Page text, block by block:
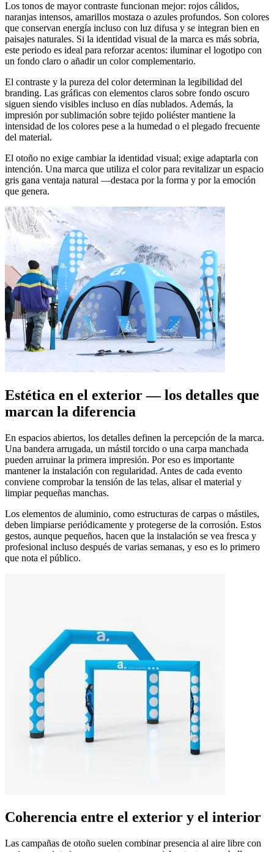
Los tonos de mayor contraste funcionan mejor: rojos cálidos,
naranjas intensos, amarillos mostaza o azules profundos. Son colores
que conservan energía incluso con luz difusa y se integran bien en
paisajes naturales. Si la identidad visual de la marca es más sobria,
este periodo es ideal para reforzar acentos: iluminar el logotipo con
un fondo claro o añadir un color complementario.
El contraste y la pureza del color determinan la legibilidad del
branding. Las gráficas con elementos claros sobre fondo oscuro
siguen siendo visibles incluso en días nublados. Además, la
impresión por sublimación sobre tejido poliéster mantiene la
intensidad de los colores pese a la humedad o el plegado frecuente
del material.
El otoño no exige cambiar la identidad visual; exige adaptarla con
intención. Una marca que utiliza el color para revitalizar un espacio
gris gana ventaja natural —destaca por la forma y por la emoción
que genera.
Estética en el exterior — los detalles que
marcan la diferencia
En espacios abiertos, los detalles definen la percepción de la marca.
Una bandera arrugada, un mástil torcido o una carpa manchada
pueden arruinar la primera impresión. Por eso es importante
mantener la instalación con regularidad. Antes de cada evento
conviene comprobar la tensión de las telas, alisar el material y
limpiar pequeñas manchas.
Los elementos de aluminio, como estructuras de carpas o mástiles,
deben limpiarse periódicamente y protegerse de la corrosión. Estos
gestos, aunque pequeños, hacen que la instalación se vea fresca y
profesional incluso después de varias semanas, y eso es lo primero
que nota el público.
Coherencia entre el exterior y el interior
Las campañas de otoño suelen combinar presencia al aire libre con